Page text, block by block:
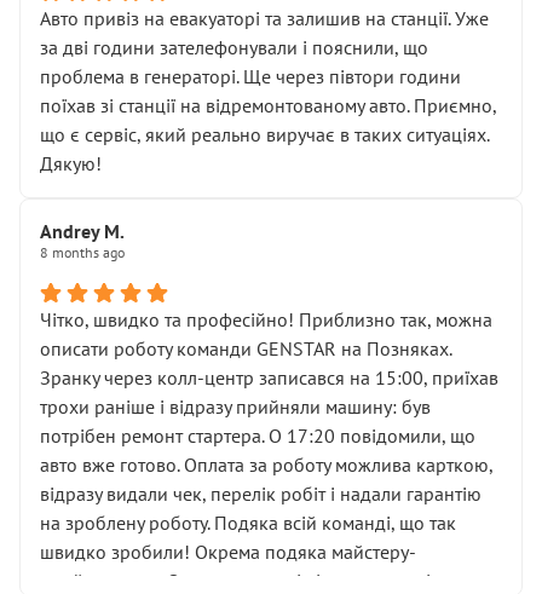
• почали озвучувати купу додаткових робіт без
чіткого пояснення
( ну все зняли та доробили) дякую!
Окремий момент, який виглядає абсурдно:
мені заявили, що бачок гальмівної рідини потрібно
міняти разом із головним гальмівним циліндром у
Для людини, яка хоча б трохи розуміється на техніці,
це звучить як мінімум непрофесійно, а як максимум —
спроба продати дорогий вузол замість елементарних
ущільнювачів.
Що прикро — це не перший мій візит. Раніше міняв у
вас стартер, і тоді сервіс наче справив хороше
враження. Але згодом знайшов декілька гайок під
лобовим склом. Мені пояснили, що це “старі гайки, які
відкручували”, і попросили не хвилюватися. ( надіюсь
новий власник, не застяг в полі))
Але після нинішнього візиту такі дрібниці вже не
здаються дрібницями.
Я — клієнт, який працює на довірі, і саме її цей сервіс
Авто привіз на евакуаторі та залишив на станції. Уже
за дві години зателефонували і пояснили, що
проблема в генераторі. Ще через півтори години
поїхав зі станції на відремонтованому авто. Приємно,
що є сервіс, який реально виручає в таких ситуаціях.
Дякую!
Andrey M.
8 months ago
Чітко, швидко та професійно! Приблизно так, можна
описати роботу команди GENSTAR на Позняках.
Зранку через колл-центр записався на 15:00, приїхав
трохи раніше і відразу прийняли машину: був
потрібен ремонт стартера. О 17:20 повідомили, що
авто вже готово. Оплата за роботу можлива карткою,
відразу видали чек, перелік робіт і надали гарантію
на зроблену роботу. Подяка всій команді, що так
швидко зробили! Окрема подяка майстеру-
приймальнику Олександру: всі чітко та по суті.